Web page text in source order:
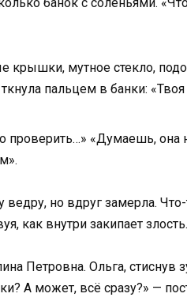
банок с соленьями.
крышки, мутное стекло,
пальцем в банки:
«Думаешь,
но вдруг замерла.
как внутри закипает злость.
Петровна. Ольга, стиснув
А может, всё сразу?» —